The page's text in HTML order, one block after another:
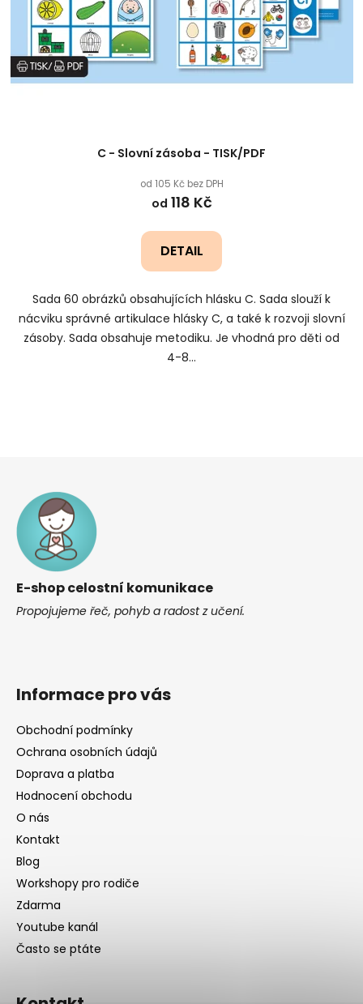
C - Slovní zásoba - TISK/PDF
od 105 Kč bez DPH
od 118 Kč
DETAIL
Sada 60 obrázků obsahujících hlásku C. Sada slouží k
nácviku správné artikulace hlásky C, a také k rozvoji slovní
zásoby. Sada obsahuje metodiku. Je vhodná pro děti od
4-8...
E-shop celostní komunikace
Propojujeme řeč, pohyb a radost z učení.
Informace pro vás
Obchodní podmínky
Ochrana osobních údajů
Doprava a platba
Hodnocení obchodu
O nás
Kontakt
Blog
Workshopy pro rodiče
Zdarma
Youtube kanál
Často se ptáte